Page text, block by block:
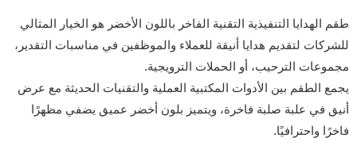
طقم الهدايا التنفيذية التقنية الفاخر باللون الأخضر هو الخيار المثالي
للشركات لتقديم هدايا أنيقة للعملاء والموظفين في مناسبات التقدير،
مجموعات الترحيب، أو الحملات الترويجية.
يجمع الطقم بين الأدوات المكتبية العملية والتقنيات الحديثة مع عرض
أنيق في علبة صلبة فاخرة، ويتميز بلون أخضر عميق يضفي مظهرًا
فاخرًا واحترافيًا.